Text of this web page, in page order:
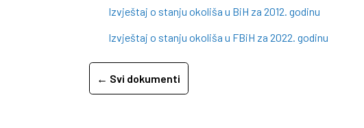
Izvještaj o stanju okoliša u BiH za 2012. godinu
Izvještaj o stanju okoliša u FBiH za 2022. godinu
← Svi dokumenti